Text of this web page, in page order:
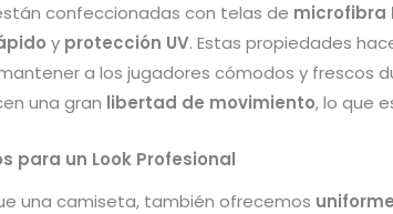
confeccionadas con telas de microfibra
y protección UV. Estas propiedades
a los jugadores cómodos y frescos
una gran libertad de movimiento, lo que
para un Look Profesional
una camiseta, también ofrecemos